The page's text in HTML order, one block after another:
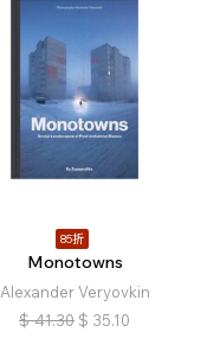
85折
Monotowns
Alexander Veryovkin
$ 41.30 $ 35.10